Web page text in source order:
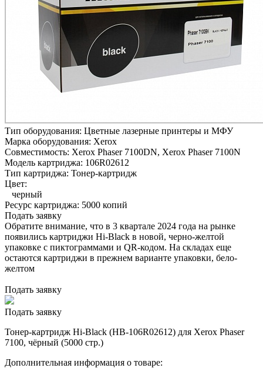
Тип оборудования: Цветные лазерные принтеры и МФУ
Марка оборудования: Xerox
Совместимость: Xerox Phaser 7100DN, Xerox Phaser 7100N
Модель картриджа: 106R02612
Тип картриджа: Тонер-картридж
Цвет:
черный
Ресурс картриджа: 5000 копий
Подать заявку
Обратите внимание, что в 3 квартале 2024 года на рынке
появились картриджи Hi-Black в новой, черно-желтой
упаковке с пиктограммами и QR-кодом. На складах еще
остаются картриджи в прежнем варианте упаковки, бело-
желтом
Подать заявку
Подать заявку
Тонер-картридж Hi-Black (HB-106R02612) для Xerox Phaser
7100, чёрный (5000 стр.)
Дополнительная информация о товаре: